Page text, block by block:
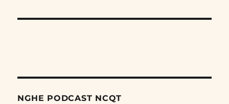
NGHE PODCAST NCQT